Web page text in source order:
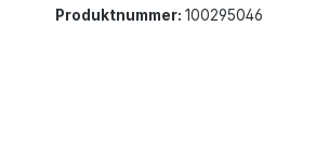
Produktnummer: 100295046